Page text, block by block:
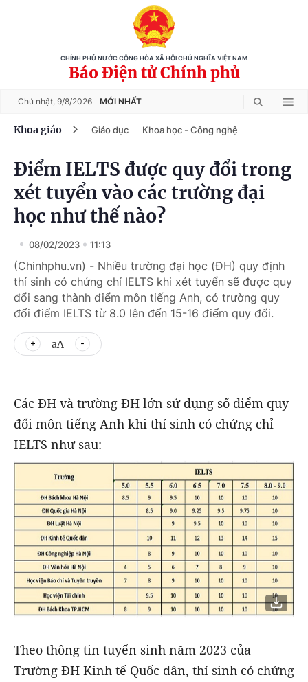
CHÍNH PHỦ NƯỚC CỘNG HÒA XÃ HỘI CHỦ NGHĨA VIỆT NAM
Báo Điện tử Chính phủ
Chủ nhật, 9/8/2026 MỚI NHẤT
Khoa giáo Giáo dục Khoa học - Công nghệ
Điểm IELTS được quy đổi trong
xét tuyển vào các trường đại
học như thế nào?
08/02/2023 11:13
(Chinhphu.vn) - Nhiều trường đại học (ĐH) quy định
thí sinh có chứng chỉ IELTS khi xét tuyển sẽ được quy
đổi sang thành điểm môn tiếng Anh, có trường quy
đổi điểm IELTS từ 8.0 lên đến 15-16 điểm quy đổi.
aA
Các ĐH và trường ĐH lớn sử dụng số điểm quy
đổi môn tiếng Anh khi thí sinh có chứng chỉ
IELTS như sau:
Theo thông tin tuyển sinh năm 2023 của
Trường ĐH Kinh tế Quốc dân, thí sinh có chứng